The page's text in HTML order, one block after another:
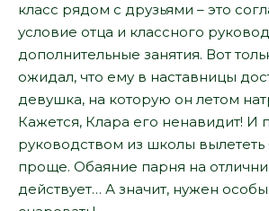
класс рядом с друзьями – это
условие отца и классного
дополнительные занятия. Вот
ожидал, что ему в наставницы
девушка, на которую он летом
Кажется, Клара его ненавидит! И
руководством из школы
проще. Обаяние парня на
действует… А значит, нужен